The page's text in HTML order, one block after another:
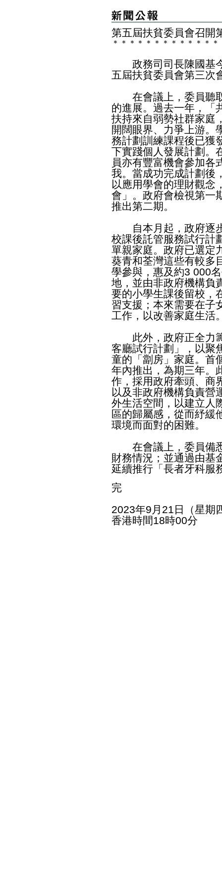
第五屆扶貧委員會召開
＊ ＊ ＊ ＊ ＊ ＊ ＊ ＊ ＊ ＊ ＊ ＊ ＊
政務司司長陳國基今
五屆扶貧委員會第三次
在會議上，委員聽取
的進展。過去一年，「
扶持來自弱勢社群家庭
開闊眼界、力爭上游。
務計劃訓練課程後已獲
下實踐個人發展計劃。
員亦有豐富機會參加各
我。當成功完成計劃後
以應用學會的理財觀念
會」。政府會檢視第一
推出第二期。
自本月起，政府逐步
校課後託管服務試行計
單親家庭。政府已選定
葵青和荃灣這些有較多
學參與，惠及約3 000
地，並由非政府機構負
要的小學生課後留校，
習支援；本來需要在子
工作，以改善家庭生活
此外，政府正全力籌
客廳試行計劃」，以聚
童的「劏房」家庭。首
年內推出，為期三年。
作，採用政府牽頭、商
以及非政府機構負責營
外生活空間，以建立人
區的歸屬感，從而紓緩
環境而面對的困難。
在會議上，委員備悉
財務情況；並通過由基
延續推行「長者牙科服
完
2023年9月21日（星期
香港時間18時00分